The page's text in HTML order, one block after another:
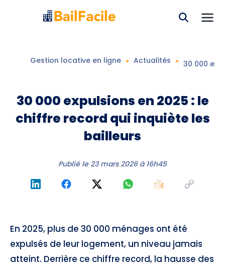
Gestion locative en ligne Actualités 30 000
30 000 expulsions en 2025 : le
chiffre record qui inquiète les
bailleurs
Publié le 23 mars 2026 à 16h45
En 2025, plus de 30 000 ménages ont été
expulsés de leur logement, un niveau jamais
atteint. Derrière ce chiffre record, la hausse des